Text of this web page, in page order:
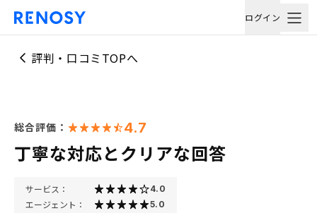
ログイン
評判・口コミTOPへ
総合評価： 4.7
丁寧な対応とクリアな回答
サービス： 4.0
エージェント： 5.0